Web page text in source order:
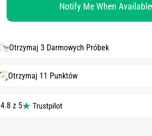
Notify Me When Available
Otrzymaj 3 Darmowych Próbek
Otrzymaj 11 Punktów
4.8 z 5